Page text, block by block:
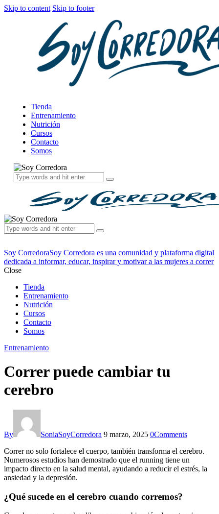
Skip to content Skip to footer
Tienda
Entrenamiento
Nutrición
Cursos
Contacto
Somos
Soy CorredoraSoy Corredora es una comunidad y plataforma digital
dedicada a informar, educar, inspirar y motivar a las mujeres a correr
Close
Tienda
Entrenamiento
Nutrición
Cursos
Contacto
Somos
Entrenamiento
Correr puede cambiar tu
cerebro
By SoniaSoyCorredora 9 marzo, 2025 0Comments
Correr no solo fortalece el cuerpo, también transforma el cerebro.
Numerosos estudios han demostrado que el running tiene un
impacto directo en la salud mental, ayudando a reducir el estrés, la
ansiedad y la depresión.
¿Qué sucede en el cerebro cuando corremos?